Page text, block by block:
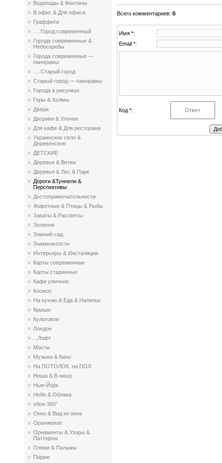
Водопады & Фонтаны
В офис & Для офиса
Граффити
.....Город современный
Города современные &
Небоскребы
Города современные —
панорамы
.....Старый город
Старый город — панорамы
Города в рисунках
Горы & Холмы
Двери
Дворики & Улочки
Для кафе & Для ресторана
Украинское село &
Деревенское
ДЕТСКИЕ
Деревья & Ветви
Деревья & Лес & Парк
Дороги &Туннели &
Перспективы
Достопримечательности
Животные & Птицы & Рыбы
Закаты & Рассветы
Зеленое
Зимний сад
Знаменитости
Интерьеры & Инсталяции
Карты современные
Карты старинные
Кафе уличное
Космос
На кухню & Еда & Напитки
Крыши
Культовое
Лондон
...Лофт
Мосты
Музыка & Кино
На ПОТОЛОК. на ПОЛ
Ниша & В нишу
Нью-Йорк
Небо & Облака
обои 360°
Окно & Вид из окна
Оранжевое
Орнаменты & Узоры &
Паттерны
Пляжи & Пальмы
Париж
Всего комментариев: 0
Имя *:
Email *:
Код *: